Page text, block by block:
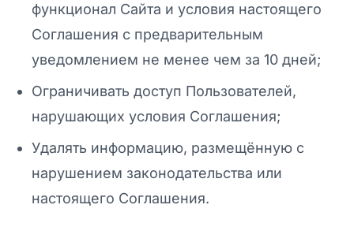
функционал Сайта и условия настоящего
Соглашения с предварительным
уведомлением не менее чем за 10 дней;
Ограничивать доступ Пользователей,
нарушающих условия Соглашения;
Удалять информацию, размещённую с
нарушением законодательства или
настоящего Соглашения.